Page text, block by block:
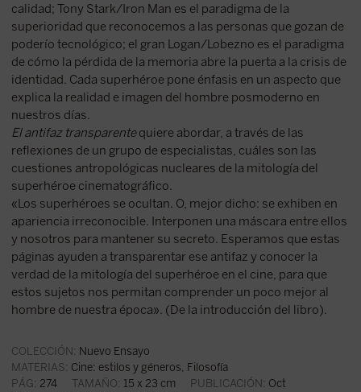
calidad; Tony Stark/Iron Man es el paradigma de la
superioridad que reconocemos a las personas que gozan de
poderío tecnológico; el gran Logan/Lobezno es el paradigma
de cómo la pérdida de la memoria abre la puerta a la crisis de
identidad. Cada superhéroe pone énfasis en un aspecto que
explica la realidad e imagen del hombre posmoderno en
nuestros días.
El antifaz transparentequiere abordar, a través de las
reflexiones de un grupo de especialistas, cuáles son las
cuestiones antropológicas nucleares de la mitología del
superhéroe cinematográfico.
«Los superhéroes se ocultan. O, mejor dicho: se exhiben en
apariencia irreconocible. Interponen una máscara entre ellos
y nosotros para mantener su secreto. Esperamos que estas
páginas ayuden a transparentar ese antifaz y conocer la
verdad de la mitología del superhéroe en el cine, para que
estos sujetos nos permitan comprender un poco mejor al
hombre de nuestra época». (De la introducción del libro).
COLECCIÓN: Nuevo Ensayo
MATERIAS: Cine: estilos y géneros, Filosofía
PÁG: 274 TAMAÑO: 15 x 23 cm PUBLICACIÓN: Oct